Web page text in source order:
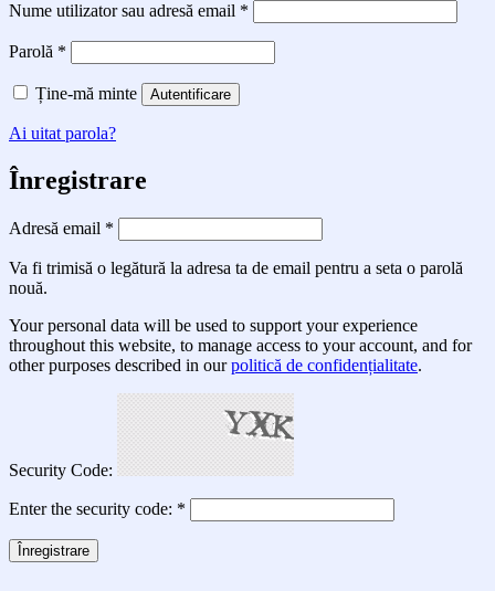
Nume utilizator sau adresă email *
Parolă *
Ține-mă minte Autentificare
Ai uitat parola?
Înregistrare
Adresă email *
Va fi trimisă o legătură la adresa ta de email pentru a seta o parolă
nouă.
Your personal data will be used to support your experience
throughout this website, to manage access to your account, and for
other purposes described in ourpolitică de confidențialitate.
Security Code:
Enter the security code: *
Înregistrare